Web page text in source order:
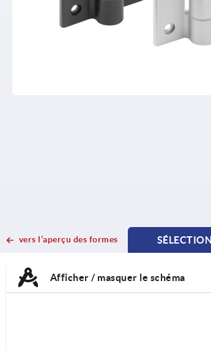
vers l’aperçu des formes
Afficher / masquer le schéma